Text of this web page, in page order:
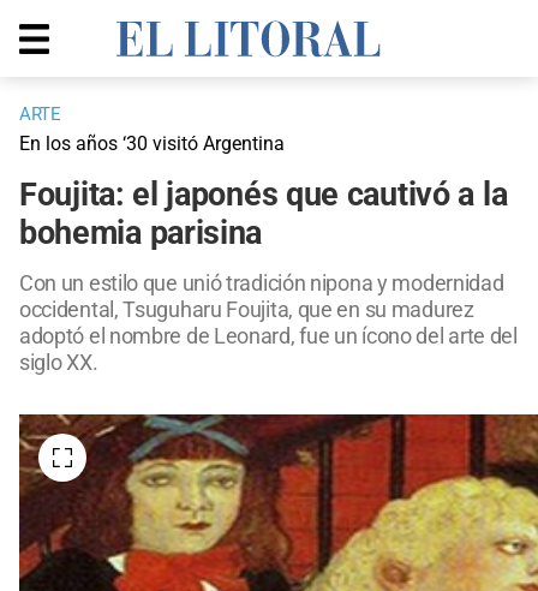
ARTE
En los años ‘30 visitó Argentina
Foujita: el japonés que cautivó a la
bohemia parisina
Con un estilo que unió tradición nipona y modernidad
occidental, Tsuguharu Foujita, que en su madurez
adoptó el nombre de Leonard, fue un ícono del arte del
siglo XX.